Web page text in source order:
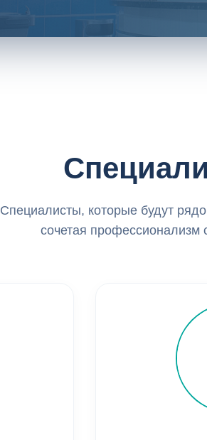
Специалисты, которые будут
сочетая профессионализм